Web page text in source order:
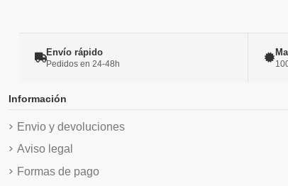
Envío rápido
Pedidos en 24-48h
Información
Envio y devoluciones
Aviso legal
Formas de pago